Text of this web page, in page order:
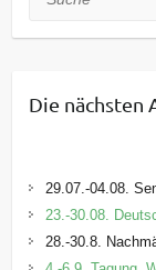
Die nächsten
29.07.-04.08.
23.-30.08.
28.-30.8.